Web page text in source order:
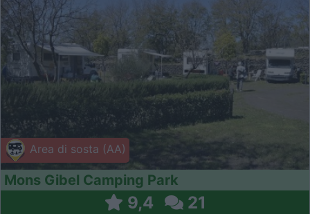
Area di sosta (AA)
Mons Gibel Camping Park
9,4 21